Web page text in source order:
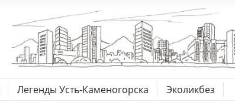
Легенды Усть-Каменогорска Эколикбез